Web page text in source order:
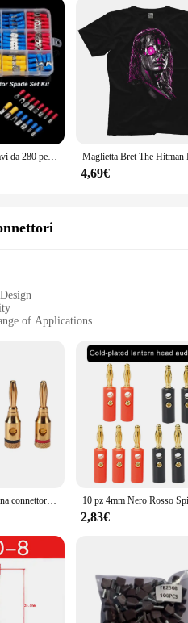
Kit connettori per cavi da 280 pezzi Terminali isolati maschio femmina Terminali a crimpare freddi Terminali a crimpare assortiti Kit connettori a forcella
4,69€
of Applications
Connections
ensuring long-lasting durability
and DIY enthusiasts alike. The
system, a car audio setup, or any
voltage systems to high-power
quantities, making it easy to
Their robust construction and
in the reliability and ease of use
2-6pcs spine a Banana connettore per altoparlante in lega placcata in oro connettore per altoparlante Audio musicale amplificatore cavo connettori Pin
2,83€